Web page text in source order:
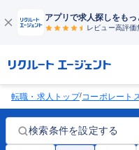
アプリで求人探しをもっ
レビュー高評価
転職・求人トップ/コーポレート
検索条件を設定する